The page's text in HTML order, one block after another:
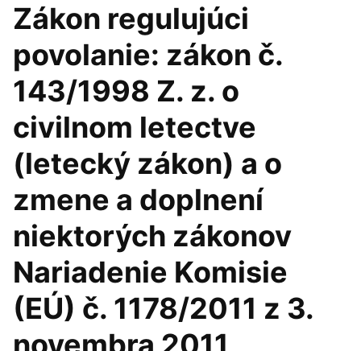
Zákon regulujúci
povolanie: zákon č.
143/1998 Z. z. o
civilnom letectve
(letecký zákon) a o
zmene a doplnení
niektorých zákonov
Nariadenie Komisie
(EÚ) č. 1178/2011 z 3.